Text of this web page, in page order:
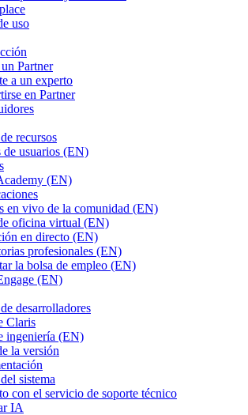
uso
Partner
a un experto
en Partner
recursos
de usuarios (EN)
(EN)
en vivo de la comunidad (EN)
oficina virtual (EN)
en directo (EN)
profesionales (EN)
la bolsa de empleo (EN)
(EN)
desarrolladores
Claris
ingeniería (EN)
la versión
sistema
con el servicio de soporte técnico
IA